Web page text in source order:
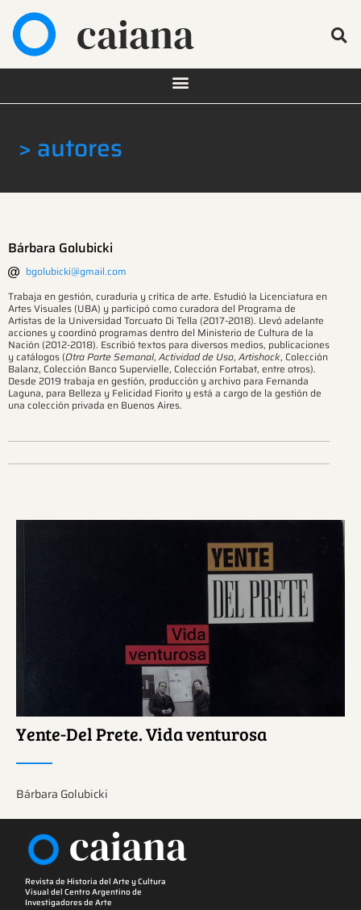
caiana
> autores
Bárbara Golubicki
bgolubicki@gmail.com
Trabaja en gestión, curaduría y crítica de arte. Estudió la Licenciatura en
Artes Visuales (UBA) y participó como curadora del Programa de
Artistas de la Universidad Torcuato Di Tella (2017-2018). Llevó adelante
acciones y coordinó programas dentro del Ministerio de Cultura de la
Nación (2012-2018). Escribió textos para diversos medios, publicaciones
y catálogos (Otra Parte Semanal, Actividad de Uso, Artishock, Colección
Balanz, Colección Banco Supervielle, Colección Fortabat, entre otros).
Desde 2019 trabaja en gestión, producción y archivo para Fernanda
Laguna, para Belleza y Felicidad Fiorito y está a cargo de la gestión de
una colección privada en Buenos Aires.
Ver más sobre este tema.
Yente-Del Prete. Vida venturosa
Bárbara Golubicki
caiana
Revista de Historia del Arte y Cultura
Visual del Centro Argentino de
Investigadores de Arte